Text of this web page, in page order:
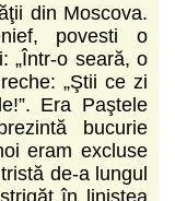
din Moscova.
povesti o
„Într-o seară, o
„Ştii ce zi
Era Paştele
bucurie
eram excluse
de-a lungul
în liniştea